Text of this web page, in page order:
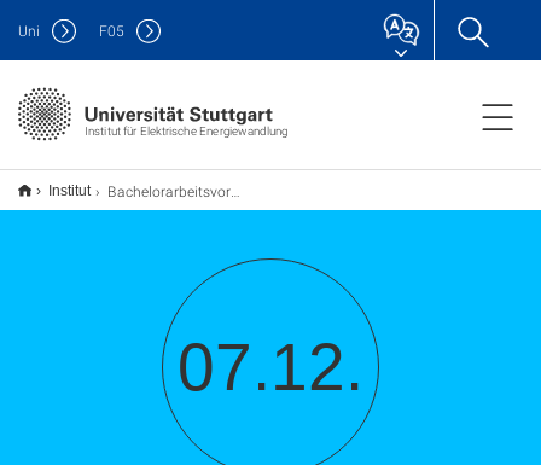
Institut für Elektrische Energiewandlung
Uni F05
Institut Bachelorarbeitsvortrag
07.12.